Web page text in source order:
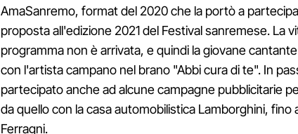
AmaSanremo, format del 2020 che la portò a
proposta all'edizione 2021 del Festival sanremese. La
programma non è arrivata, e quindi la giovane
con l'artista campano nel brano "Abbi cura di te". In
partecipato anche ad alcune campagne pubblicitarie
da quello con la casa automobilistica Lamborghini, fino
Ferragni.